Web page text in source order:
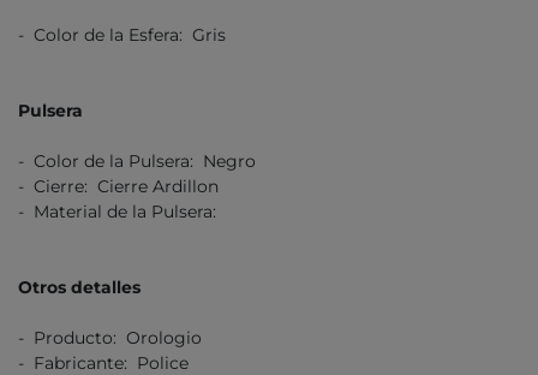
- Color de la Esfera: Gris
Pulsera
- Color de la Pulsera: Negro
- Cierre: Cierre Ardillon
- Material de la Pulsera:
Otros detalles
- Producto: Orologio
- Fabricante: Police